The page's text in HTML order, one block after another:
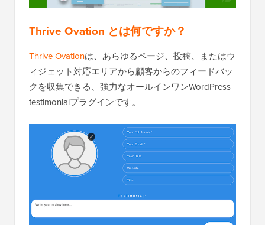
Thrive Ovation とは何ですか？
Thrive Ovationは、あらゆるページ、投稿、またはウ
ィジェット対応エリアから顧客からのフィードバッ
クを収集できる、強力なオールインワンWordPress
testimonialプラグインです。